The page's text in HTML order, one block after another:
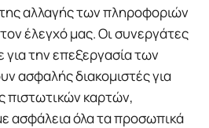
αλλαγής των πληροφοριών
έλεγχό μας. Οι συνεργάτες
την επεξεργασία των
ασφαλής διακομιστές για
πιστωτικών καρτών,
ασφάλεια όλα τα προσωπικά